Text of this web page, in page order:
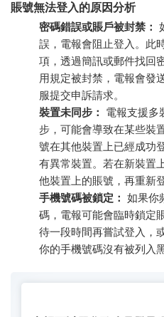
賬號無法登入的原因分析
密碼錯誤或賬戶被封禁：
誤，電報會阻止登入。此
項，透過簡訊或郵件找回
用規定被封禁，電報會發
服提交申訴請求。
裝置未同步：
電報支援多
步，可能會導致在某些裝
號在其他裝置上已經成功
有異常裝置。若在新裝置
他裝置上的賬號，再重新登
手機號碼被鎖定： 如果你
碼，電報可能會臨時鎖定
待一段時間再嘗試登入，
你的手機號碼沒有被列入